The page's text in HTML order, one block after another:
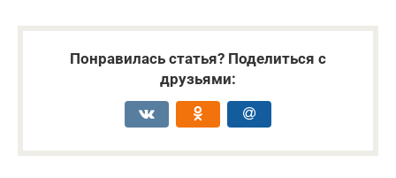
Понравилась статья? Поделиться с
друзьями: